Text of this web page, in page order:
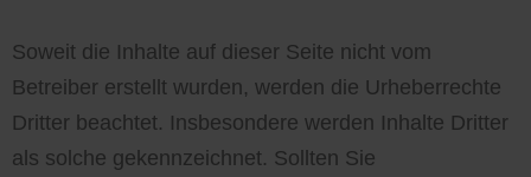
Soweit die Inhalte auf dieser Seite nicht vom
Betreiber erstellt wurden, werden die Urheberrechte
Dritter beachtet. Insbesondere werden Inhalte Dritter
als solche gekennzeichnet. Sollten Sie